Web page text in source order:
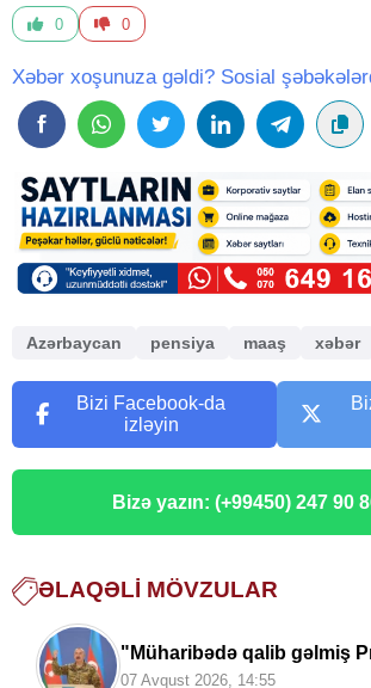
0 0
Xəbər xoşunuza gəldi? Sosial
Azərbaycan pensiya maaş xəbər
Bizi Facebook-da
izləyin
Bizə yazın: (+99450) 247 90
ƏLAQƏLI MÖVZULAR
"Müharibədə qalib gəlmiş
Əliyev sülhü də qazandı" —
07 Avqust 2026, 14:55